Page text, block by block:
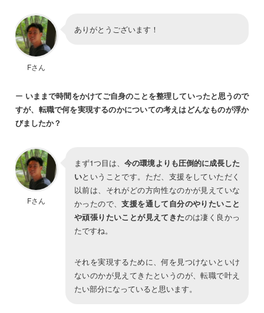
Fさん
ありがとうございます！
ー いままで時間をかけてご自身のことを整理していったと思うので
すが、転職で何を実現するのかについての考えはどんなものが浮か
びましたか？
Fさん
まず1つ目は、今の環境よりも圧倒的に成長した
いということです。ただ、支援をしていただく
以前は、それがどの方向性なのかが見えていな
かったので、支援を通して自分のやりたいこと
や頑張りたいことが見えてきたのは凄く良かっ
たですね。
それを実現するために、何を見つけないといけ
ないのかが見えてきたというのが、転職で叶え
たい部分になっていると思います。